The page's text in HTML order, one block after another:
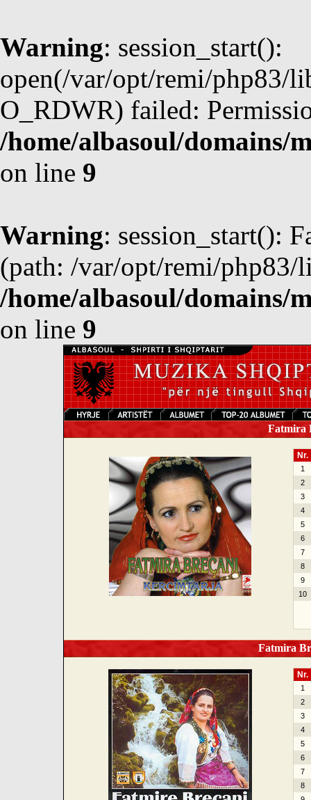
Warning: session_start():
open(/var/opt/remi/php83/
O_RDWR) failed:
/home/albasoul/domains/
on line 9
Warning: session_start():
(path: /var/opt/remi/php83/
/home/albasoul/domains/
on line 9
Fatmira
Nr.
1
2
3
4
5
6
7
8
9
10
Fatmira
Nr.
1
2
3
4
5
6
7
8